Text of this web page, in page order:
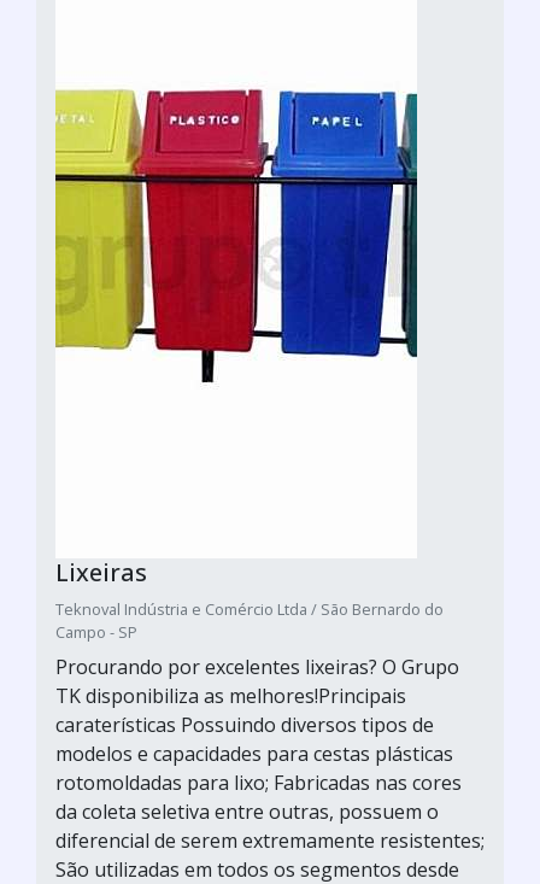
Lixeiras
Teknoval Indústria e Comércio Ltda / São Bernardo do
Campo - SP
Procurando por excelentes lixeiras? O Grupo
TK disponibiliza as melhores!Principais
caraterísticas Possuindo diversos tipos de
modelos e capacidades para cestas plásticas
rotomoldadas para lixo; Fabricadas nas cores
da coleta seletiva entre outras, possuem o
diferencial de serem extremamente resistentes;
São utilizadas em todos os segmentos desde